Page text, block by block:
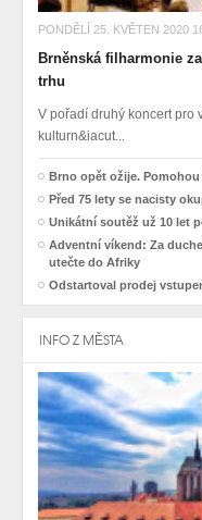
PONDĚLÍ 25. KVĚTEN 2020
Brněnská filharmonie
trhu
V pořadí druhý koncert pro
kulturn&iacut...
Brno opět ožije.
Před 75 lety se nacisty
Unikátní soutěž už 10 let
Adventní víkend: Za
utečte do Afriky
Odstartoval prodej
INFO Z MĚSTA